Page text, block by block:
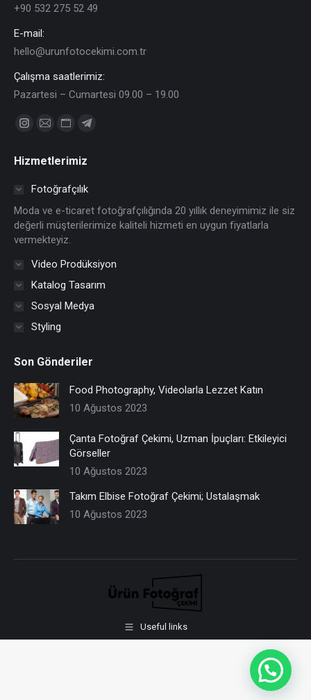
+90 532 275 52 49
E-mail:
hello@urunfotocekimi.com.tr
Çalışma saatlerimiz:
Pazartesi – Cumartesi 09.00 – 19.00
Find us on:
Instagram
opens
window
Mail
opens
in
window
Website
opens
in
window
Telegram
opens
in
window
Hizmetlerimiz
Fotoğrafçılık
Moda ve e-ticaret fotoğrafçılığında 20 yıllık deneyimimiz ile siz
değerli müşterilerimize kaliteli hizmeti en uygun fiyatlarla
vermekteyiz.
Video Prodüksiyon
Katalog Tasarım
Sosyal Medya
Styling
Son Gönderiler
Food Photography, Videolarla Lezzet Katın
10 Ağustos 2023
Çanta Fotoğraf Çekimi, Uzman İpuçları: Etkileyici
Görseller
10 Ağustos 2023
Takım Elbise Fotoğraf Çekimi; Ustalaşmak
10 Ağustos 2023
Useful links